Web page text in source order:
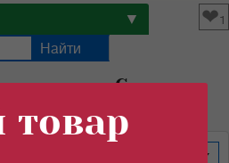
▼ ❤1
оптом в Самаре
Специи/ Лимонная кислота